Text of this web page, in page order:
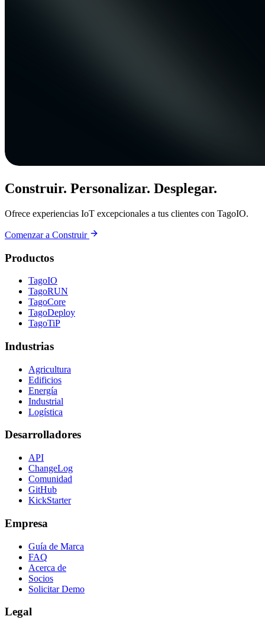
Construir. Personalizar. Desplegar.
Ofrece experiencias IoT excepcionales a tus clientes con TagoIO.
Comenzar a Construir
Productos
TagoIO
TagoRUN
TagoCore
TagoDeploy
TagoTiP
Industrias
Agricultura
Edificios
Energía
Industrial
Logística
Desarrolladores
API
ChangeLog
Comunidad
GitHub
KickStarter
Empresa
Guía de Marca
FAQ
Acerca de
Socios
Solicitar Demo
Legal